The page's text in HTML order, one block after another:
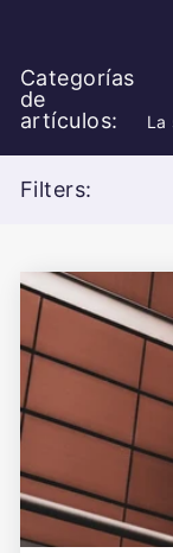
s
s
Categorías
de
artículos:
La
Filters: